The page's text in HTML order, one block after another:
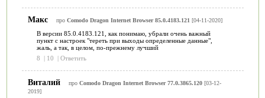
Макс про Comodo Dragon Internet Browser 85.0.4183.121 [04-11-2020]
В версии 85.0.4183.121, как понимаю, убрали очень важный
пункт с настроек "тереть при выходы определенные данные",
жаль, а так, в целом, по-прежнему лучший
8
| 10 | Ответить
Виталий про Comodo Dragon Internet Browser 77.0.3865.120[03-12-
2019]